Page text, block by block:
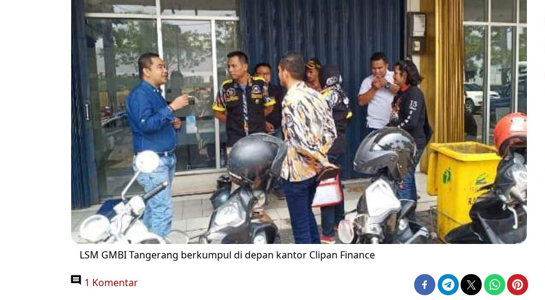
LSM GMBI Tangerang berkumpul di depan kantor Clipan Finance
1 Komentar